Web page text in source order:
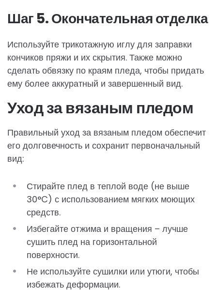
Шаг 5. Окончательная отделка
Используйте трикотажную иглу для заправки
кончиков пряжи и их скрытия. Также можно
сделать обвязку по краям пледа, чтобы придать
ему более аккуратный и завершенный вид.
Уход за вязаным пледом
Правильный уход за вязаным пледом обеспечит
его долговечность и сохранит первоначальный
вид:
Стирайте плед в теплой воде (не выше
30°C) с использованием мягких моющих
средств.
Избегайте отжима и вращения – лучше
сушить плед на горизонтальной
поверхности.
Не используйте сушилки или утюги, чтобы
избежать деформации.